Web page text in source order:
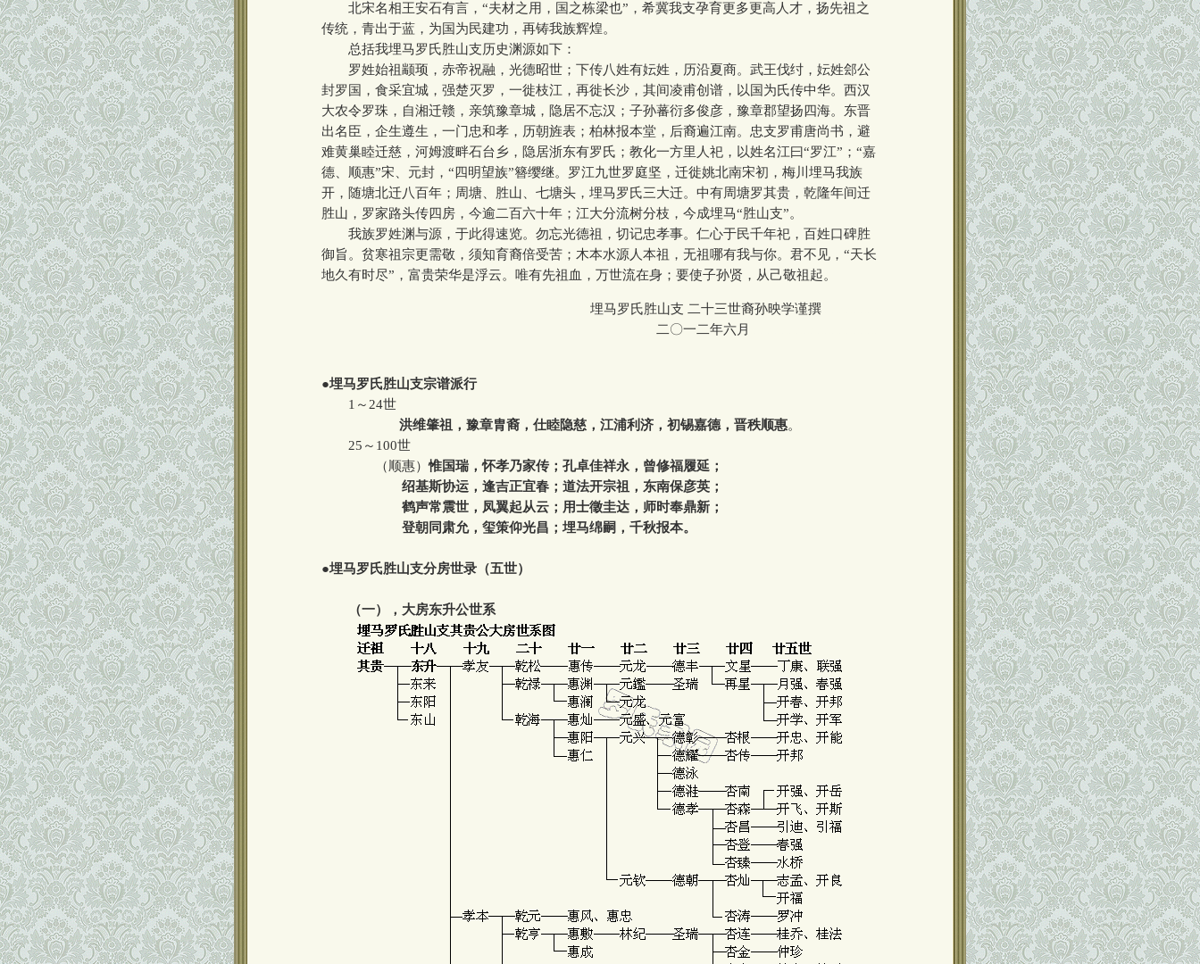
北宋名相王安石有言，“夫材之用，国之栋梁也”，希冀我支孕育更多更高人才，扬先祖之
传统，青出于蓝，为国为民建功，再铸我族辉煌。
总括我埋马罗氏胜山支历史渊源如下：
罗姓始祖颛顼，赤帝祝融，光德昭世；下传八姓有妘姓，历沿夏商。武王伐纣，妘姓郐公
封罗国，食采宜城，强楚灭罗，一徙枝江，再徙长沙，其间凌甫创谱，以国为氏传中华。西汉
大农令罗珠，自湘迁赣，亲筑豫章城，隐居不忘汉；子孙蕃衍多俊彦，豫章郡望扬四海。东晋
出名臣，企生遵生，一门忠和孝，历朝旌表；柏林报本堂，后裔遍江南。忠支罗甫唐尚书，避
难黄巢睦迁慈，河姆渡畔石台乡，隐居浙东有罗氏；教化一方里人祀，以姓名江曰“罗江”；“嘉
德、顺惠”宋、元封，“四明望族”簪缨继。罗江九世罗庭坚，迁徙姚北南宋初，梅川埋马我族
开，随塘北迁八百年；周塘、胜山、七塘头，埋马罗氏三大迁。中有周塘罗其贵，乾隆年间迁
胜山，罗家路头传四房，今逾二百六十年；江大分流树分枝，今成埋马“胜山支”。
我族罗姓渊与源，于此得速览。勿忘光德祖，切记忠孝事。仁心于民千年祀，百姓口碑胜
御旨。贫寒祖宗更需敬，须知育裔倍受苦；木本水源人本祖，无祖哪有我与你。君不见，“天长
地久有时尽”，富贵荣华是浮云。唯有先祖血，万世流在身；要使子孙贤，从己敬祖起。
埋马罗氏胜山支 二十三世裔孙映学谨撰
二〇一二年六月
●埋马罗氏胜山支宗谱派行
1～24世
洪维肇祖，豫章胄裔，仕睦隐慈，江浦利济，初锡嘉德，晋秩顺惠。
25～100世
（顺惠）惟国瑞，怀孝乃家传；孔卓佳祥永，曾修福履延；
绍基斯协运，逢吉正宜春；道法开宗祖，东南保彦英；
鹤声常震世，凤翼起从云；用士徵圭达，师时奉鼎新；
登朝同肃允，玺策仰光昌；埋马绵嗣，千秋报本。
●埋马罗氏胜山支分房世录（五世）
（一），大房东升公世系